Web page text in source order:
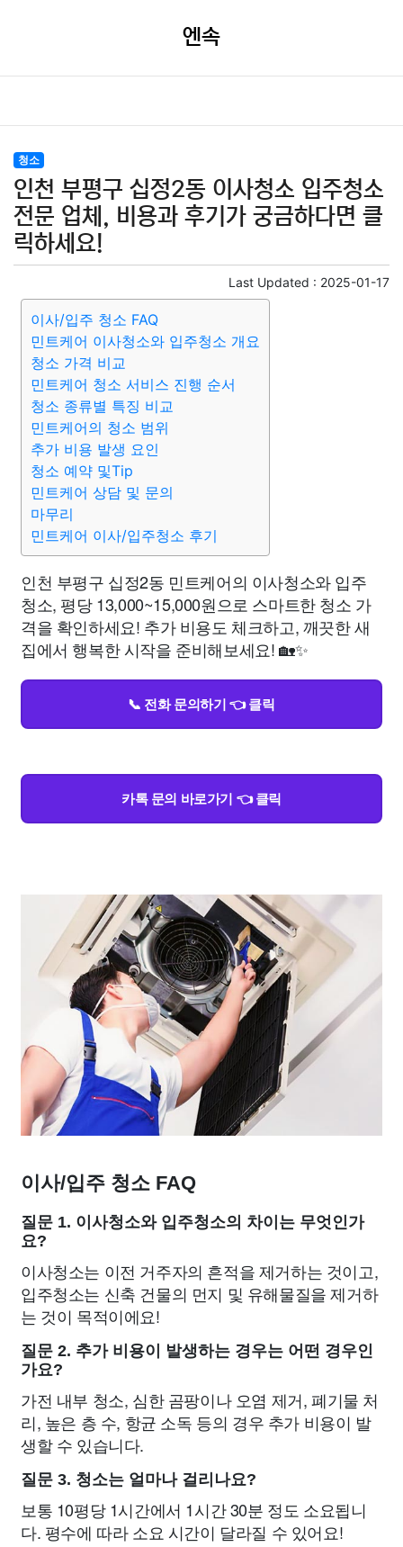
엔속
청소
인천 부평구 십정2동 이사청소 입주청소
전문 업체, 비용과 후기가 궁금하다면 클
릭하세요!
Last Updated : 2025-01-17
이사/입주 청소 FAQ
민트케어 이사청소와 입주청소 개요
청소 가격 비교
민트케어 청소 서비스 진행 순서
청소 종류별 특징 비교
민트케어의 청소 범위
추가 비용 발생 요인
청소 예약 및Tip
민트케어 상담 및 문의
마무리
민트케어 이사/입주청소 후기
인천 부평구 십정2동 민트케어의 이사청소와 입주
청소, 평당 13,000~15,000원으로 스마트한 청소 가
격을 확인하세요! 추가 비용도 체크하고, 깨끗한 새
집에서 행복한 시작을 준비해보세요! 🏡✨
📞 전화 문의하기 👈 클릭
카톡 문의 바로가기 👈 클릭
이사/입주 청소 FAQ
질문 1. 이사청소와 입주청소의 차이는 무엇인가
요?
이사청소는 이전 거주자의 흔적을 제거하는 것이고,
입주청소는 신축 건물의 먼지 및 유해물질을 제거하
는 것이 목적이에요!
질문 2. 추가 비용이 발생하는 경우는 어떤 경우인
가요?
가전 내부 청소, 심한 곰팡이나 오염 제거, 폐기물 처
리, 높은 층 수, 항균 소독 등의 경우 추가 비용이 발
생할 수 있습니다.
질문 3. 청소는 얼마나 걸리나요?
보통 10평당 1시간에서 1시간 30분 정도 소요됩니
다. 평수에 따라 소요 시간이 달라질 수 있어요!